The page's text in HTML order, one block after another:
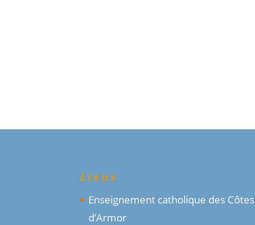
Liens
Enseignement catholique des Côtes
d’Armor